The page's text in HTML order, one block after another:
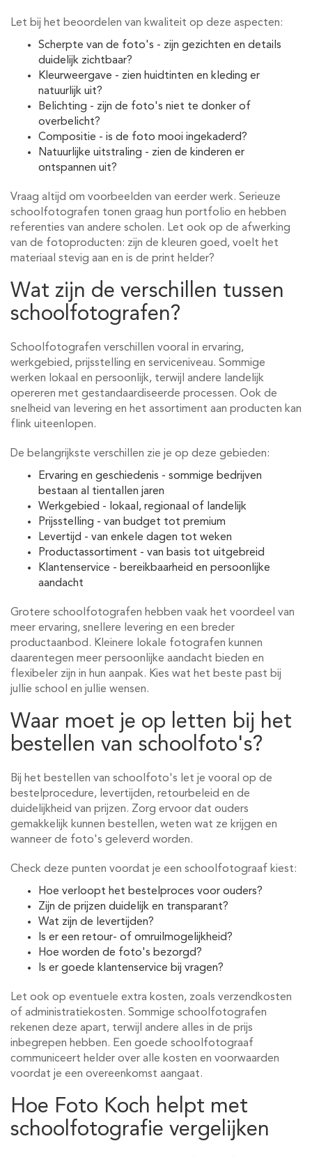
Let bij het beoordelen van kwaliteit op deze aspecten:
Scherpte van de foto's - zijn gezichten en details
duidelijk zichtbaar?
Kleurweergave - zien huidtinten en kleding er
natuurlijk uit?
Belichting - zijn de foto's niet te donker of
overbelicht?
Compositie - is de foto mooi ingekaderd?
Natuurlijke uitstraling - zien de kinderen er
ontspannen uit?
Vraag altijd om voorbeelden van eerder werk. Serieuze
schoolfotografen tonen graag hun portfolio en hebben
referenties van andere scholen. Let ook op de afwerking
van de fotoproducten: zijn de kleuren goed, voelt het
materiaal stevig aan en is de print helder?
Wat zijn de verschillen tussen
schoolfotografen?
Schoolfotografen verschillen vooral in ervaring,
werkgebied, prijsstelling en serviceniveau. Sommige
werken lokaal en persoonlijk, terwijl andere landelijk
opereren met gestandaardiseerde processen. Ook de
snelheid van levering en het assortiment aan producten kan
flink uiteenlopen.
De belangrijkste verschillen zie je op deze gebieden:
Ervaring en geschiedenis - sommige bedrijven
bestaan al tientallen jaren
Werkgebied - lokaal, regionaal of landelijk
Prijsstelling - van budget tot premium
Levertijd - van enkele dagen tot weken
Productassortiment - van basis tot uitgebreid
Klantenservice - bereikbaarheid en persoonlijke
aandacht
Grotere schoolfotografen hebben vaak het voordeel van
meer ervaring, snellere levering en een breder
productaanbod. Kleinere lokale fotografen kunnen
daarentegen meer persoonlijke aandacht bieden en
flexibeler zijn in hun aanpak. Kies wat het beste past bij
jullie school en jullie wensen.
Waar moet je op letten bij het
bestellen van schoolfoto's?
Bij het bestellen van schoolfoto's let je vooral op de
bestelprocedure, levertijden, retourbeleid en de
duidelijkheid van prijzen. Zorg ervoor dat ouders
gemakkelijk kunnen bestellen, weten wat ze krijgen en
wanneer de foto's geleverd worden.
Check deze punten voordat je een schoolfotograaf kiest:
Hoe verloopt het bestelproces voor ouders?
Zijn de prijzen duidelijk en transparant?
Wat zijn de levertijden?
Is er een retour- of omruilmogelijkheid?
Hoe worden de foto's bezorgd?
Is er goede klantenservice bij vragen?
Let ook op eventuele extra kosten, zoals verzendkosten
of administratiekosten. Sommige schoolfotografen
rekenen deze apart, terwijl andere alles in de prijs
inbegrepen hebben. Een goede schoolfotograaf
communiceert helder over alle kosten en voorwaarden
voordat je een overeenkomst aangaat.
Hoe Foto Koch helpt met
schoolfotografie vergelijken